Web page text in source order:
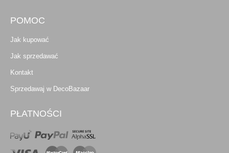
POMOC
Jak kupować
Jak sprzedawać
Kontakt
Sprzedawaj w DecoBazaar
PŁATNOŚCI